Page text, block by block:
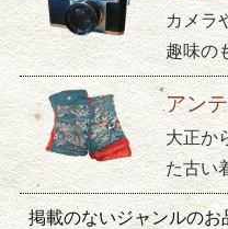
カメラ
趣味の
アン
大正か
た古い
掲載のないジャンルのお